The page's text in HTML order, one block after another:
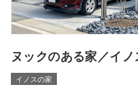
ヌックのある家／イ
イノスの家